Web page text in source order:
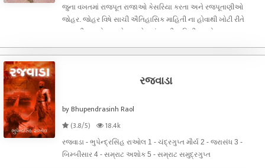
જુના વખતમાં રાજપૂત રાજાઓ કેસરિયા કરતા અને રજપૂતાણીઓ
જોહર. જોહર વિષે સાચી ઐતિહાસિક માહિતી ના હોવાથી ખોટી રીતે
મુલવણી થવાનો ભય છે. આ લેખમાં સાચી માહિતી જાણો.
રજવાડા
by Bhupendrasinh Raol
(3.8/5)
18.4k
રજવાડા - ભુપેન્દ્રસિંહ રાઓલ 1 - ચંદ્રગુપ્ત મૌર્ય 2 - જરાસંધ 3 -
બિમ્બીસાર 4 - સમ્રાટ અશોક 5 - સમ્રાટ સમુદ્રગુપ્ત